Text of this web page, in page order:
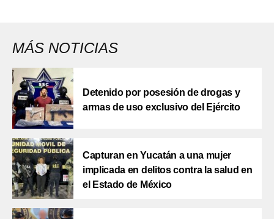
MÁS NOTICIAS
Detenido por posesión de drogas y
armas de uso exclusivo del Ejército
Capturan en Yucatán a una mujer
implicada en delitos contra la salud en
el Estado de México